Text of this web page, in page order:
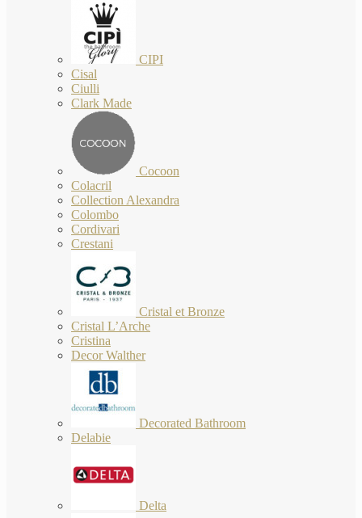
CIPI
Cisal
Ciulli
Clark Made
Cocoon
Colacril
Collection Alexandra
Colombo
Cordivari
Crestani
Cristal et Bronze
Cristal L’Arche
Cristina
Decor Walther
Decorated Bathroom
Delabie
Delta